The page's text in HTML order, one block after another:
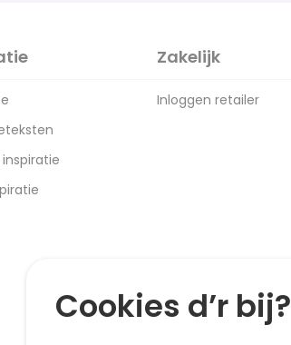
Zakelijk
Inloggen retailer
Cookies d’r bij?